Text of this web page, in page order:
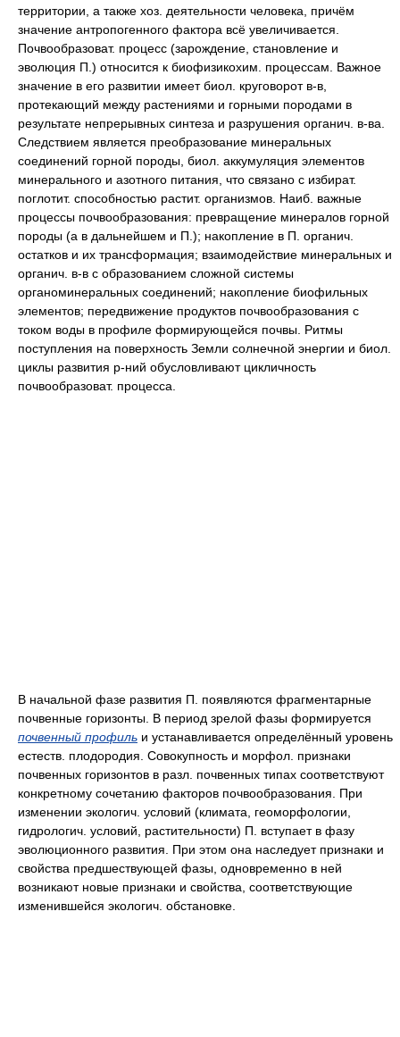
территории, а также хоз. деятельности человека, причём
значение антропогенного фактора всё увеличивается.
Почвообразоват. процесс (зарождение, становление и
эволюция П.) относится к биофизикохим. процессам. Важное
значение в его развитии имеет биол. круговорот в-в,
протекающий между растениями и горными породами в
результате непрерывных синтеза и разрушения органич. в-ва.
Следствием является преобразование минеральных
соединений горной породы, биол. аккумуляция элементов
минерального и азотного питания, что связано с избират.
поглотит. способностью растит. организмов. Наиб. важные
процессы почвообразования: превращение минералов горной
породы (а в дальнейшем и П.); накопление в П. органич.
остатков и их трансформация; взаимодействие минеральных и
органич. в-в с образованием сложной системы
органоминеральных соединений; накопление биофильных
элементов; передвижение продуктов почвообразования с
током воды в профиле формирующейся почвы. Ритмы
поступления на поверхность Земли солнечной энергии и биол.
циклы развития р-ний обусловливают цикличность
почвообразоват. процесса.
В начальной фазе развития П. появляются фрагментарные
почвенные горизонты. В период зрелой фазы формируется
почвенный профиль и устанавливается определённый уровень
естеств. плодородия. Совокупность и морфол. признаки
почвенных горизонтов в разл. почвенных типах соответствуют
конкретному сочетанию факторов почвообразования. При
изменении экологич. условий (климата, геоморфологии,
гидрологич. условий, растительности) П. вступает в фазу
эволюционного развития. При этом она наследует признаки и
свойства предшествующей фазы, одновременно в ней
возникают новые признаки и свойства, соответствующие
изменившейся экологич. обстановке.